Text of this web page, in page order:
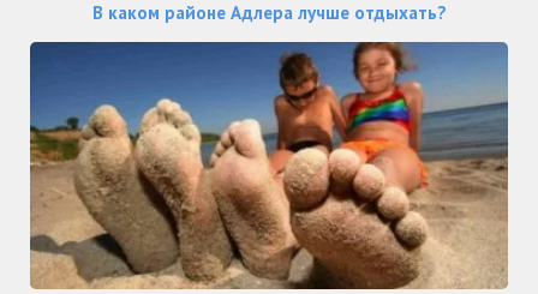
В каком районе Адлера лучше отдыхать?